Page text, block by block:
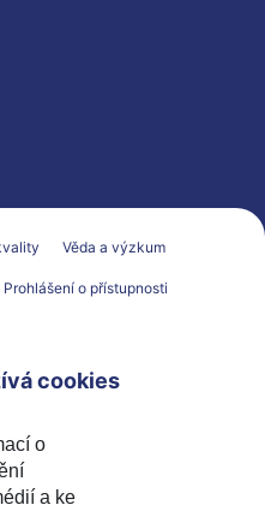
Věda a výzkum
Prohlášení o přístupnosti
cookies
o
a ke